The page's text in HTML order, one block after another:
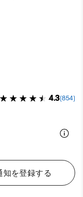
4.3(854)
知を登録する